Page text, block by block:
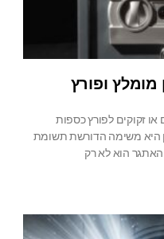
מומלץ ופורץ
זקוקים לפורץ כספות
היא משימה הדורשת תשומת
הוא לא רק